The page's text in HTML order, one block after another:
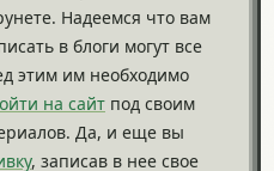
Надеемся что вам
в блоги могут все
этим им необходимо
на сайт под своим
Да, и еще вы
, записав в нее свое